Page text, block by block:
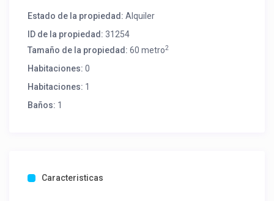
Estado de la propiedad: Alquiler
ID de la propiedad: 31254
Tamaño de la propiedad: 60 metro2
Habitaciones: 0
Habitaciones: 1
Baños: 1
Caracteristicas